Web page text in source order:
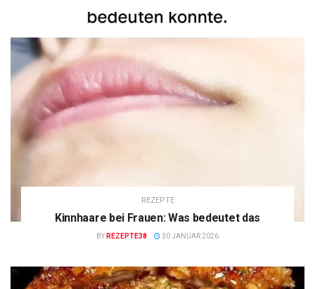
REZEPTE
Kinnhaare bei Frauen: Was bedeutet das
BY REZEPTE38 30 JANUAR 2026